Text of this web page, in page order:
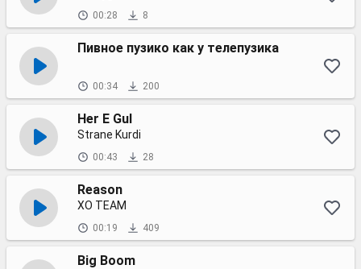
00:28 8
Пивное пузико как у телепузика
00:34 200
Her E Gul
Strane Kurdi
00:43 28
Reason
XO TEAM
00:19 409
Big Boom